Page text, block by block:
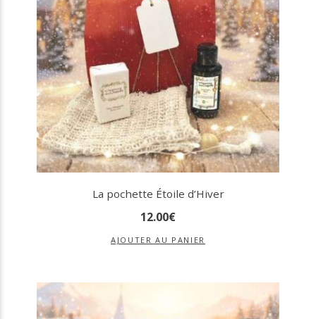
POUR LES PROS
La pochette Étoile d’Hiver
12.00€
AJOUTER AU PANIER